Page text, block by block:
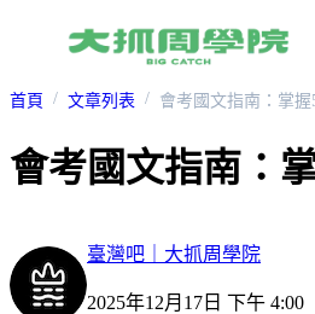
首頁 文章列表
會考國文指南：
臺灣吧｜大抓周學院
2025年12月17日 下午 4:00